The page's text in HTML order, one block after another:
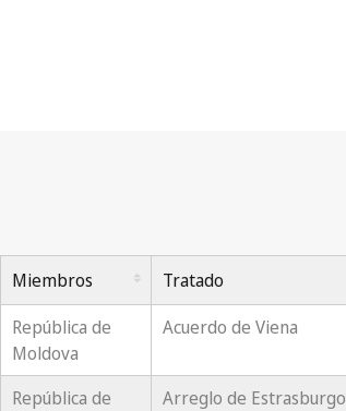
Miembros Tratado
República de
Moldova
Acuerdo de Viena
República de
Arreglo de Estrasburgo